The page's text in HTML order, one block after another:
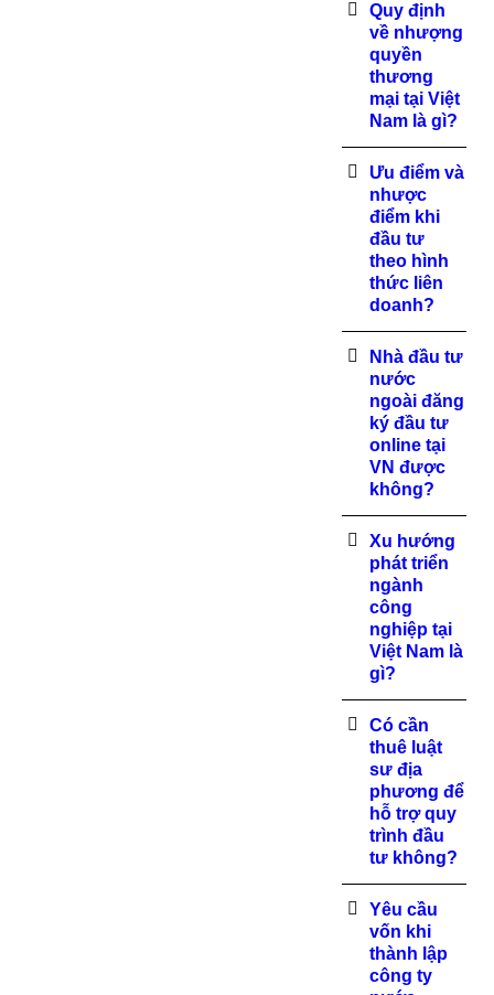
Quy định
về nhượng
quyền
thương
mại tại Việt
Nam là gì?
Ưu điểm và
nhược
điểm khi
đầu tư
theo hình
thức liên
doanh?
Nhà đầu tư
nước
ngoài đăng
ký đầu tư
online tại
VN được
không?
Xu hướng
phát triển
ngành
công
nghiệp tại
Việt Nam là
gì?
Có cần
thuê luật
sư địa
phương để
hỗ trợ quy
trình đầu
tư không?
Yêu cầu
vốn khi
thành lập
công ty